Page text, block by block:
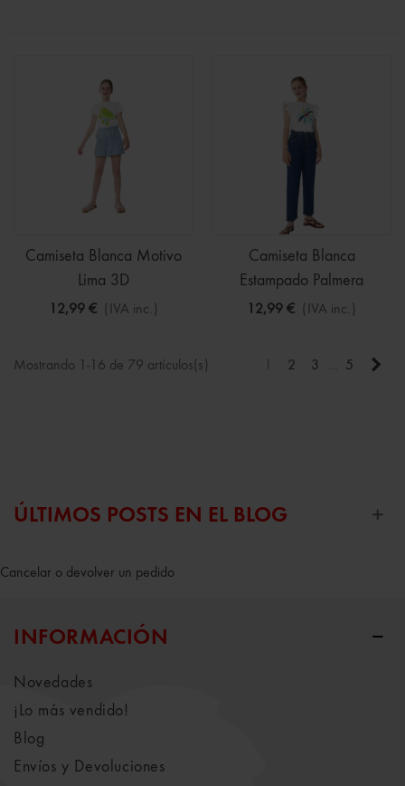
Camiseta Blanca Motivo
Lima 3D
12,99 € (IVA inc.)
Camiseta Blanca
Estampado Palmera
12,99 € (IVA inc.)
Mostrando 1-16 de 79 artículos(s) 2 3 5
ÚLTIMOS POSTS EN EL BLOG
Cancelar o devolver un pedido
INFORMACIÓN
Novedades
¡Lo más vendido!
Blog
Envíos y Devoluciones